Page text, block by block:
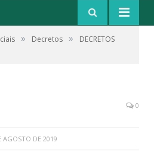
» Decretos »
DECRETOS
0
AGOSTO DE 2019